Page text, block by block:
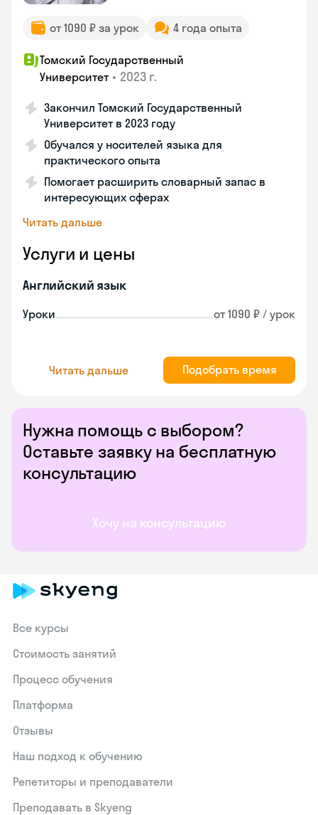
Нужна помощь с выбором?
Оставьте заявку на бесплатную
консультацию
Хочу на консультацию
от 1090 ₽ за урок 4 года опыта
Томский Государственный
Университет • 2023 г.
Закончил Томский Государственный
Университет в 2023 году
Обучался у носителей языка для
практического опыта
Помогает расширить словарный запас в
интересующих сферах
Читать дальше
Услуги и цены
Английский язык
Уроки от 1090 ₽ / урок
Читать дальше Подобрать время
Все курсы
Стоимость занятий
Процесс обучения
Платформа
Отзывы
Наш подход к обучению
Репетиторы и преподаватели
Преподавать в Skyeng